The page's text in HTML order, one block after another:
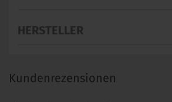
HERSTELLER
Kundenrezensionen